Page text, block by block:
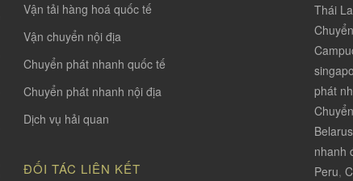
Vận tải hàng hoá quốc tế
Vận chuyển nội địa
Chuyển phát nhanh quốc tế
Chuyển phát nhanh nội địa
Dịch vụ hải quan
ĐỐI TÁC LIÊN KẾT
Thái
phát
Belarus
nhanh
Peru,